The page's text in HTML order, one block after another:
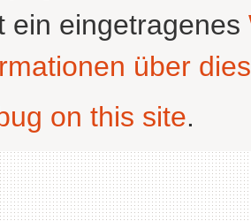
ein eingetragenes
über
on this site.